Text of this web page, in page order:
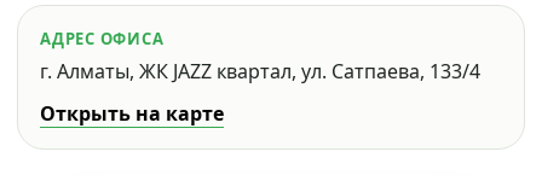
АДРЕС ОФИСА
г. Алматы, ЖК JAZZ квартал, ул. Сатпаева, 133/4
Открыть на карте